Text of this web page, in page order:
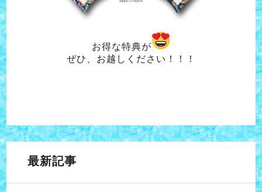
お得な特典が
ぜひ、お越しください！！！
最新記事